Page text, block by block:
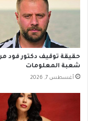
حقيقة توقيف دكتور فود
شعبة المعلومات
أغسطس 7, 2026